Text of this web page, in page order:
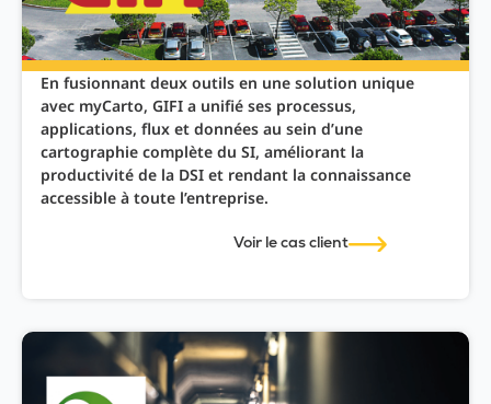
En fusionnant deux outils en une solution unique
avec myCarto, GIFI a unifié ses processus,
applications, flux et données au sein d’une
cartographie complète du SI, améliorant la
productivité de la DSI et rendant la connaissance
accessible à toute l’entreprise.
Voir le cas client